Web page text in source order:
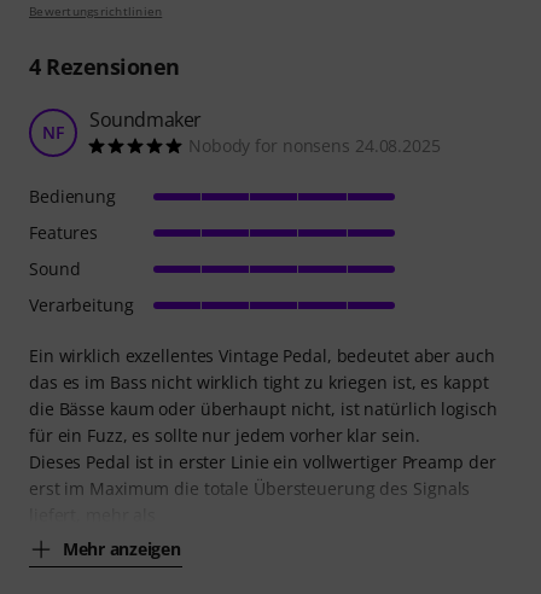
Bewertungsrichtlinien
4Rezensionen
NF Soundmaker
Nobody for nonsens 24.08.2025
Ein wirklich exzellentes Vintage Pedal, bedeutet aber auch
das es im Bass nicht wirklich tight zu kriegen ist, es kappt
die Bässe kaum oder überhaupt nicht, ist natürlich logisch
für ein Fuzz, es sollte nur jedem vorher klar sein.
Dieses Pedal ist in erster Linie ein vollwertiger Preamp der
erst im Maximum die totale Übersteuerung des Signals
Mehr anzeigen
Bedienung
Features
Sound
Verarbeitung